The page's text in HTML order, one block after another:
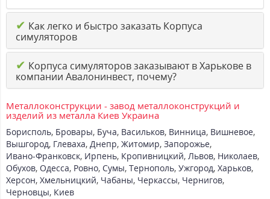
✔ Как легко и быстро заказать Корпуса
симуляторов
✔ Корпуса симуляторов заказывают в Харькове в
компании Авалонинвест, почему?
Металлоконструкции - завод металлоконструкций и
изделий из металла Киев Украина
Борисполь, Бровары, Буча, Васильков, Винница, Вишневое,
Вышгород, Глеваха, Днепр, Житомир, Запорожье,
Ивано-Франковск, Ирпень, Кропивницкий, Львов, Николаев,
Обухов, Одесса, Ровно, Сумы, Тернополь, Ужгород, Харьков,
Херсон, Хмельницкий, Чабаны, Черкассы, Чернигов,
Черновцы, Киев